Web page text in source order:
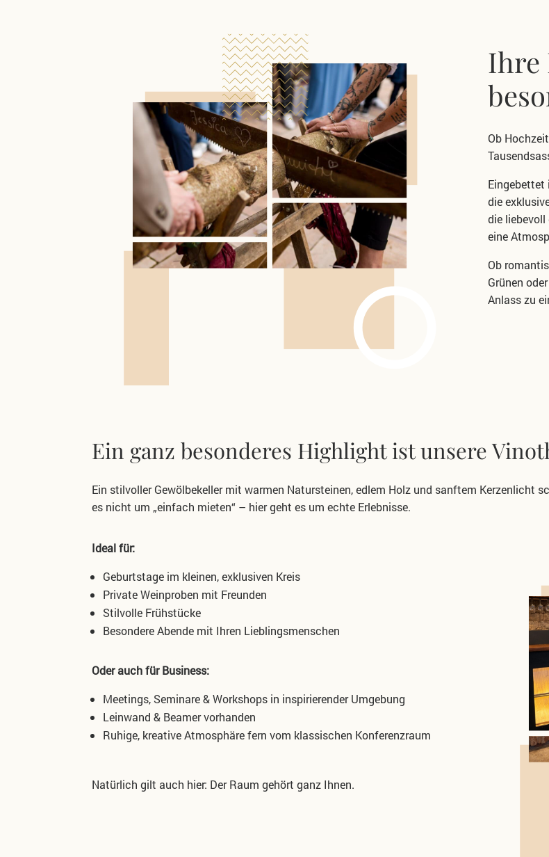
Ihre
Ob
Eingebettet
die
die liebevoll
eine
Ob
Grünen
Anlass zu
Ein ganz besonderes Highlight ist unsere
Ein stilvoller Gewölbekeller mit warmen Natursteinen, edlem Holz und sanftem Kerzenlicht
es nicht um „einfach mieten“ – hier geht es um echte Erlebnisse.
Ideal für:
Geburtstage im kleinen, exklusiven Kreis
Private Weinproben mit Freunden
Stilvolle Frühstücke
Besondere Abende mit Ihren Lieblingsmenschen
Oder auch für Business:
Meetings, Seminare & Workshops in inspirierender Umgebung
Leinwand & Beamer vorhanden
Ruhige, kreative Atmosphäre fern vom klassischen Konferenzraum
Natürlich gilt auch hier: Der Raum gehört ganz Ihnen.